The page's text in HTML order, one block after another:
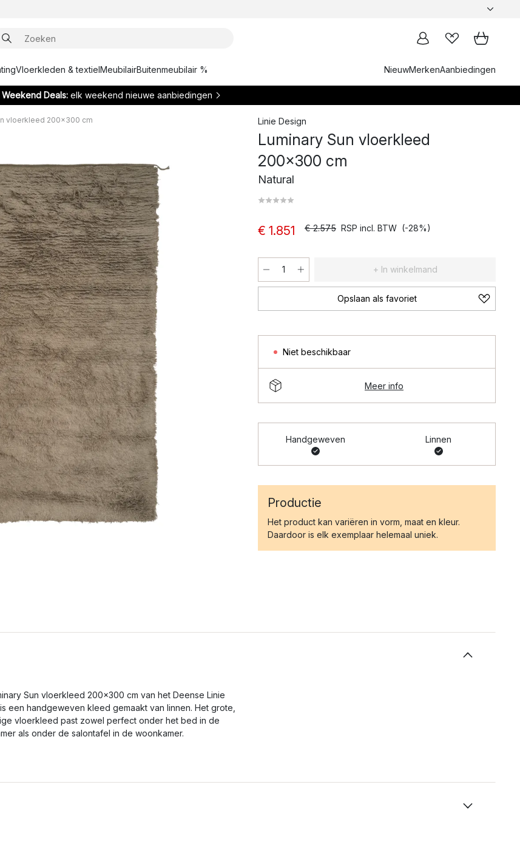
Vloerkleden & textielMeubilairBuitenmeubilair % NieuwMerkenAanbiedingen
Weekend Deals: elk weekend nieuwe aanbiedingen
vloerkleed 200x300 cm Linie Design
Luminary Sun vloerkleed
200x300 cm
Natural
€ 1.851 € 2.575 RSP incl. BTW (-28%)
+ In winkelmand
Opslaan als favoriet
Niet beschikbaar
Meer info
Handgeweven Linnen
Productie
Het product kan variëren in vorm, maat en kleur.
Daardoor is elk exemplaar helemaal uniek.
Sun vloerkleed 200x300 cm van het Deense Linie
een handgeweven kleed gemaakt van linnen. Het grote,
vloerkleed past zowel perfect onder het bed in de
als onder de salontafel in de woonkamer.